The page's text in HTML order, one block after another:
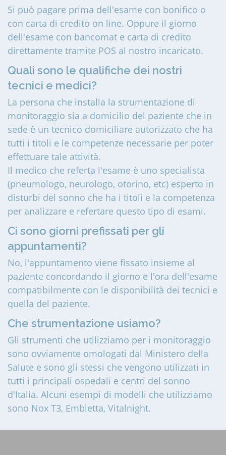
Si può pagare prima dell'esame con bonifico o
con carta di credito on line. Oppure il giorno
dell'esame con bancomat e carta di credito
direttamente tramite POS al nostro incaricato.
Quali sono le qualifiche dei nostri
tecnici e medici?
La persona che installa la strumentazione di
monitoraggio sia a domicilio del paziente che in
sede è un tecnico domiciliare autorizzato che ha
tutti i titoli e le competenze necessarie per poter
effettuare tale attività.
Il medico che referta l'esame è uno specialista
(pneumologo, neurologo, otorino, etc) esperto in
disturbi del sonno che ha i titoli e la competenza
per analizzare e refertare questo tipo di esami.
Ci sono giorni prefissati per gli
appuntamenti?
No, l'appuntamento viene fissato insieme al
paziente concordando il giorno e l'ora dell'esame
compatibilmente con le disponibilità dei tecnici e
quella del paziente.
Che strumentazione usiamo?
Gli strumenti che utilizziamo per i monitoraggio
sono ovviamente omologati dal Ministero della
Salute e sono gli stessi che vengono utilizzati in
tutti i principali ospedali e centri del sonno
d'Italia. Alcuni esempi di modelli che utilizziamo
sono Nox T3, Embletta, Vitalnight.